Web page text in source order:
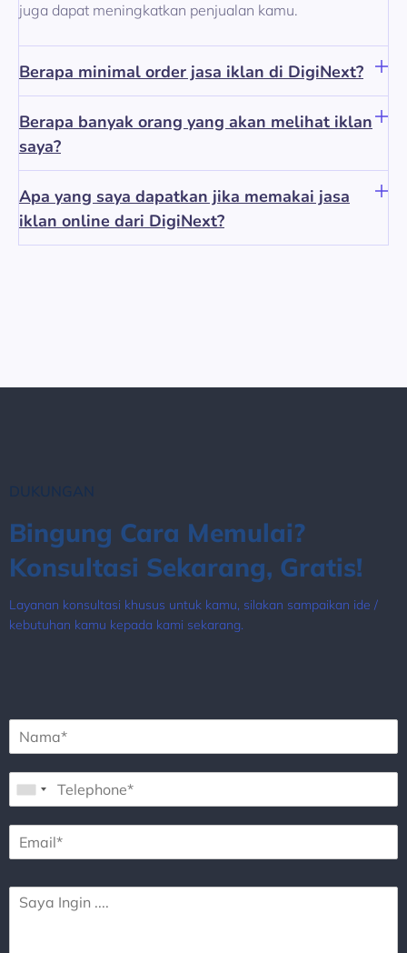
juga dapat meningkatkan penjualan kamu.
Berapa minimal order jasa iklan di DigiNext?
Berapa banyak orang yang akan melihat iklan
saya?
Apa yang saya dapatkan jika memakai jasa
iklan online dari DigiNext?
DUKUNGAN
Bingung Cara Memulai?
Konsultasi Sekarang, Gratis!
Layanan konsultasi khusus untuk kamu, silakan sampaikan ide /
kebutuhan kamu kepada kami sekarang.